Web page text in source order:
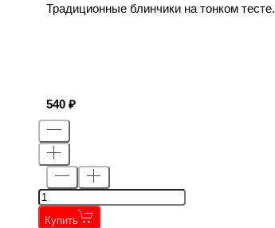
Традиционные блинчики на тонком
540
Купить